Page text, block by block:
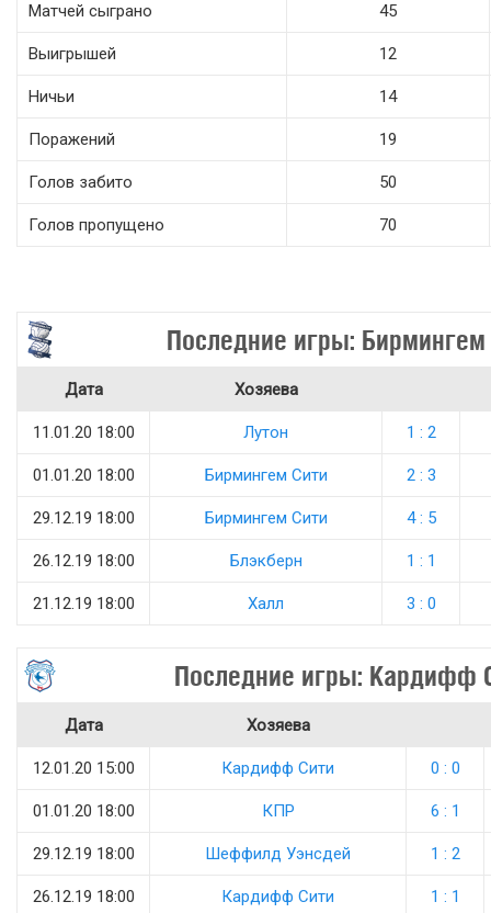
Матчей сыграно 45
Выигрышей 12
Ничьи 14
Поражений 19
Голов забито 50
Голов пропущено 70
Последние игры: Бирмингем
Дата Хозяева
11.01.20 18:00 Лутон 1 : 2
01.01.20 18:00 Бирмингем Сити 2 : 3
29.12.19 18:00 Бирмингем Сити 4 : 5
26.12.19 18:00 Блэкберн 1 : 1
21.12.19 18:00 Халл 3 : 0
Последние игры: Кардифф
Дата Хозяева
12.01.20 15:00 Кардифф Сити 0 : 0
01.01.20 18:00 КПР 6 : 1
29.12.19 18:00 Шеффилд Уэнсдей 1 : 2
26.12.19 18:00 Кардифф Сити 1 : 1